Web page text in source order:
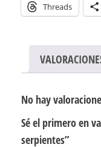
Threads
No hay
Sé el primero en
serpientes”